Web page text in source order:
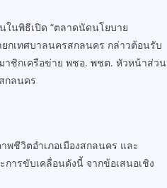
ในพิธีเปิด “ตลาดนัดนโยบาย
กเทศบาลนครสกลนคร กล่าวต้อนรับ
ชิกเครือข่าย พชอ. พชต. หัวหน้าส่วน
กลนคร
ชีวิตอำเภอเมืองสกลนคร และ
ารขับเคลื่อนดังนี้ จากข้อเสนอเชิง